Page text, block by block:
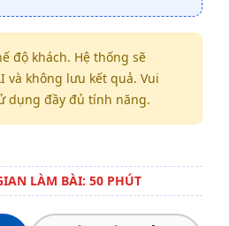
độ khách. Hệ thống sẽ
và không lưu kết quả. Vui
dụng đầy đủ tính năng.
LÀM BÀI: 50 PHÚT